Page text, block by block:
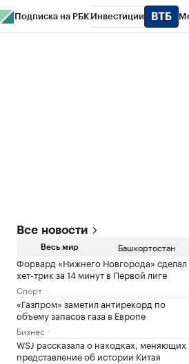
Подписка на РБК Инвестиции
Все новости
Весь мир Башкортостан
Форвард «Нижнего Новгорода» сделал
хет-трик за 14 минут в Первой лиге
Спорт
«Газпром» заметил антирекорд по
объему запасов газа в Европе
Бизнес
WSJ рассказала о находках, меняющих
представление об истории Китая